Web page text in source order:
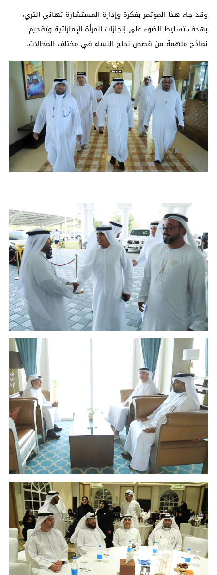
وقد جاء هذا المؤتمر بفكرة وإدارة المستشارة تهاني التري،
بهدف تسليط الضوء على إنجازات المرأة الإماراتية وتقديم
نماذج ملهمة من قصص نجاح النساء في مختلف المجالات.